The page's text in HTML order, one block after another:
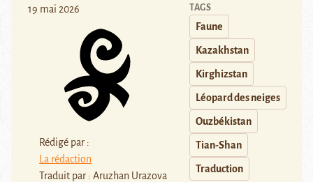
19 mai 2026
Rédigé par :
La rédaction
Traduit par : Aruzhan Urazova
TAGS
Faune
Kazakhstan
Kirghizstan
Léopard des neiges
Ouzbékistan
Tian-Shan
Traduction